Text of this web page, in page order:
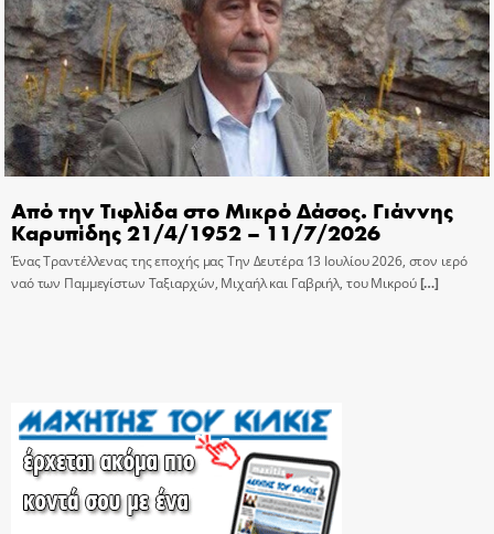
Από την Τιφλίδα στο Μικρό Δάσος. Γιάννης
Καρυπίδης 21/4/1952 – 11/7/2026
Ένας Τραντέλλενας της εποχής μας Την Δευτέρα 13 Ιουλίου 2026, στον ιερό
ναό των Παμμεγίστων Ταξιαρχών, Μιχαήλ και Γαβριήλ, του Μικρού[…]